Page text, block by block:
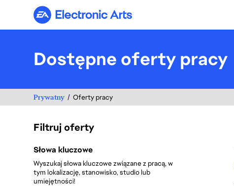
Electronic Arts
Dostępne oferty pracy
Prywatny Oferty pracy
Filtruj oferty
Filtruj oferty
Słowa kluczowe
Wyszukaj słowa kluczowe związane z pracą, w
tym lokalizację, stanowisko, studio lub
umiejętności!